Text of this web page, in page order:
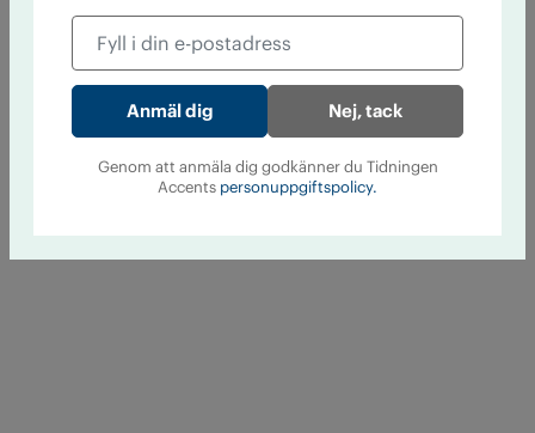
Nej, tack
Genom att anmäla dig godkänner du Tidningen
Accents personuppgiftspolicy.